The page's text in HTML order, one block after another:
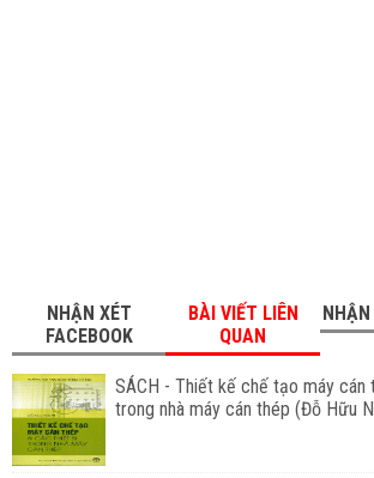
NHẬN XÉT
FACEBOOK
BÀI VIẾT LIÊN
QUAN
SÁCH - Thiết kế chế tạo máy
trong nhà máy cán thép (Đỗ Hữu